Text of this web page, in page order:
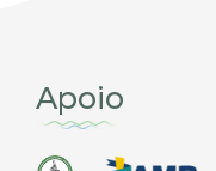
Apoio